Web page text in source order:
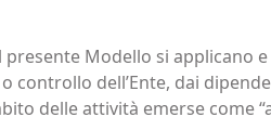
Modello si
controllo dell’Ente, dai
delle attività emerse come